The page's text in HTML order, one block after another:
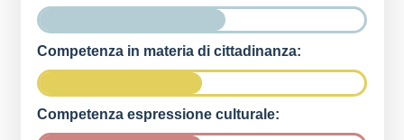
Competenza in materia di cittadinanza:
Competenza espressione culturale: